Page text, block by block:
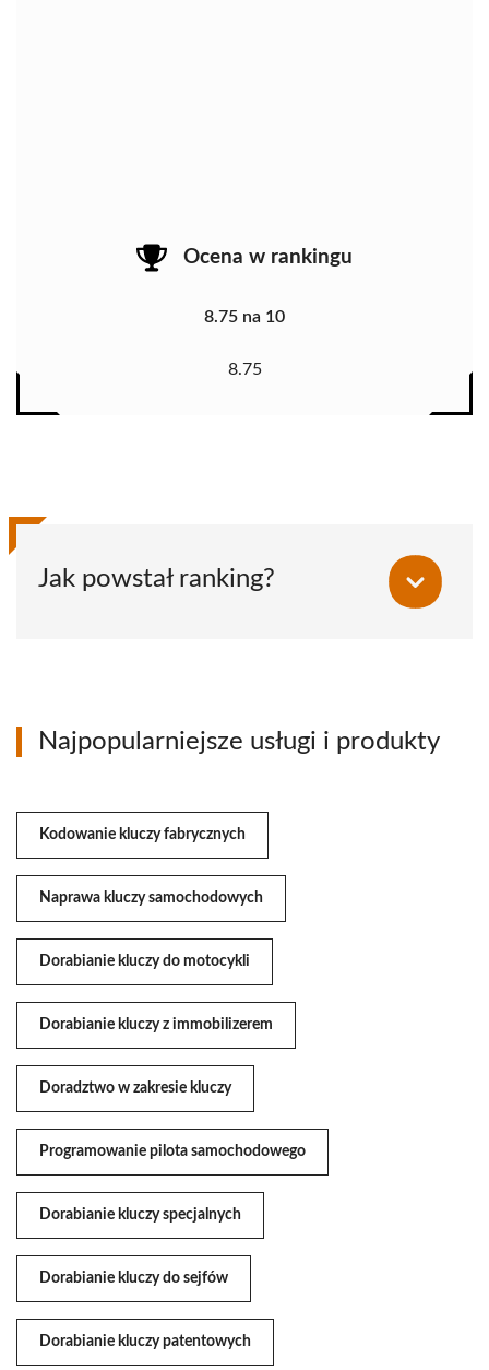
Ocena w rankingu
8.75 na 10
8.75
Jak powstał ranking?
Najpopularniejsze usługi i produkty
Kodowanie kluczy fabrycznych
Naprawa kluczy samochodowych
Dorabianie kluczy do motocykli
Dorabianie kluczy z immobilizerem
Doradztwo w zakresie kluczy
Programowanie pilota samochodowego
Dorabianie kluczy specjalnych
Dorabianie kluczy do sejfów
Dorabianie kluczy patentowych